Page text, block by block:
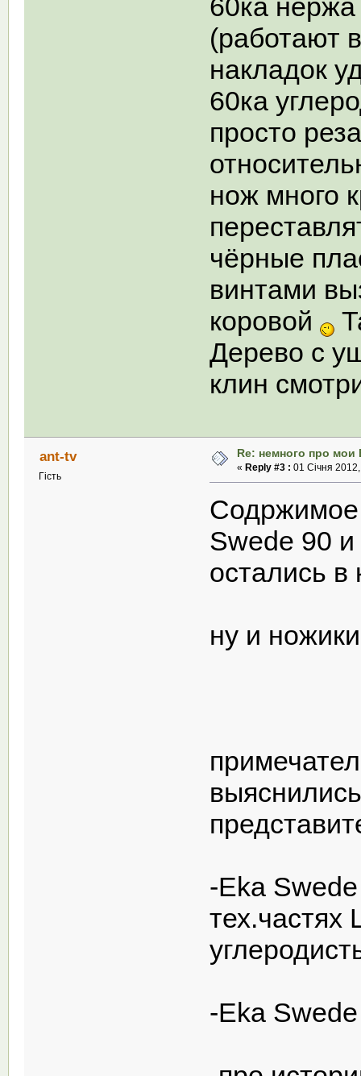
60ка
(работают
накладок
60ка
просто
нож много
чёрные
винтами
коровой
Дерево с
клин
ant-tv
Гість
Re: немного про мои
« Reply #3 : 01 Січня
Swede 90 и
остались в
ну и
-Eka
тех.частях
-Eka